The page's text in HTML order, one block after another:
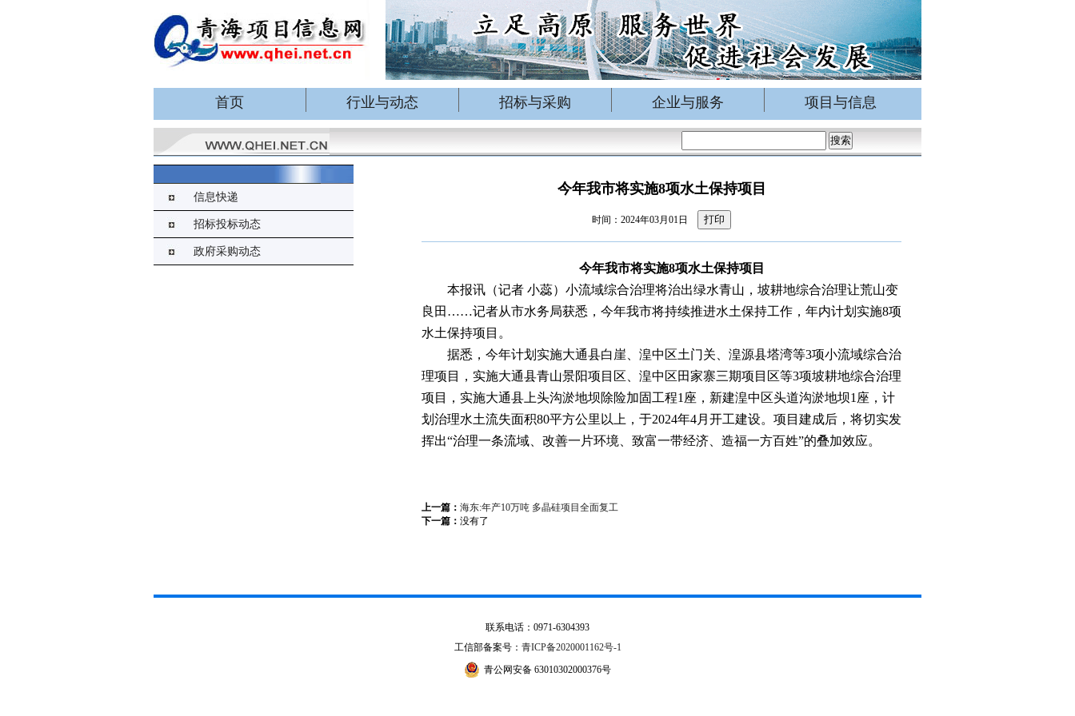
首页 行业与动态 招标与采购 企业与服务 项目与信息
信息快递
招标投标动态
政府采购动态
今年我市将实施8项水土保持项目
时间：2024年03月01日 打印
今年我市将实施8项水土保持项目
本报讯（记者 小蕊）小流域综合治理将治出绿水青山，坡耕地综合治理让荒山变
良田……记者从市水务局获悉，今年我市将持续推进水土保持工作，年内计划实施8项
水土保持项目。
据悉，今年计划实施大通县白崖、湟中区土门关、湟源县塔湾等3项小流域综合治
理项目，实施大通县青山景阳项目区、湟中区田家寨三期项目区等3项坡耕地综合治理
项目，实施大通县上头沟淤地坝除险加固工程1 座，新建湟中区头道沟淤地坝1 座，计
划治理水土流失面积80平方公里以上，于2024年4月开工建设。项目建成后，将切实发
挥出“治理一条流域、改善一片环境、致富一带经济、造福一方百姓”的叠加效应。
上一篇： 海东:年产10万吨 多晶硅项目全面复工
下一篇： 没有了
联系电话：0971-6304393
工信部备案号： 青ICP备2020001162号-1
青公网安备 63010302000376号